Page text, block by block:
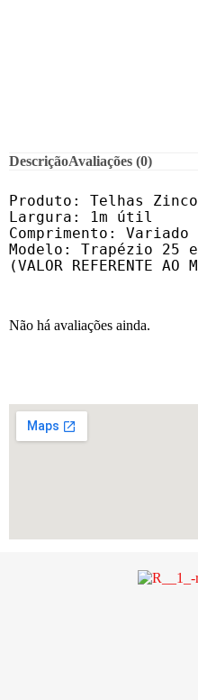
DescriçãoAvaliações (0)
Produto: Telhas Zinco
Largura: 1m útil
Comprimento: Variado
Modelo: Trapézio 25
(VALOR REFERENTE AO
Não há avaliações ainda.